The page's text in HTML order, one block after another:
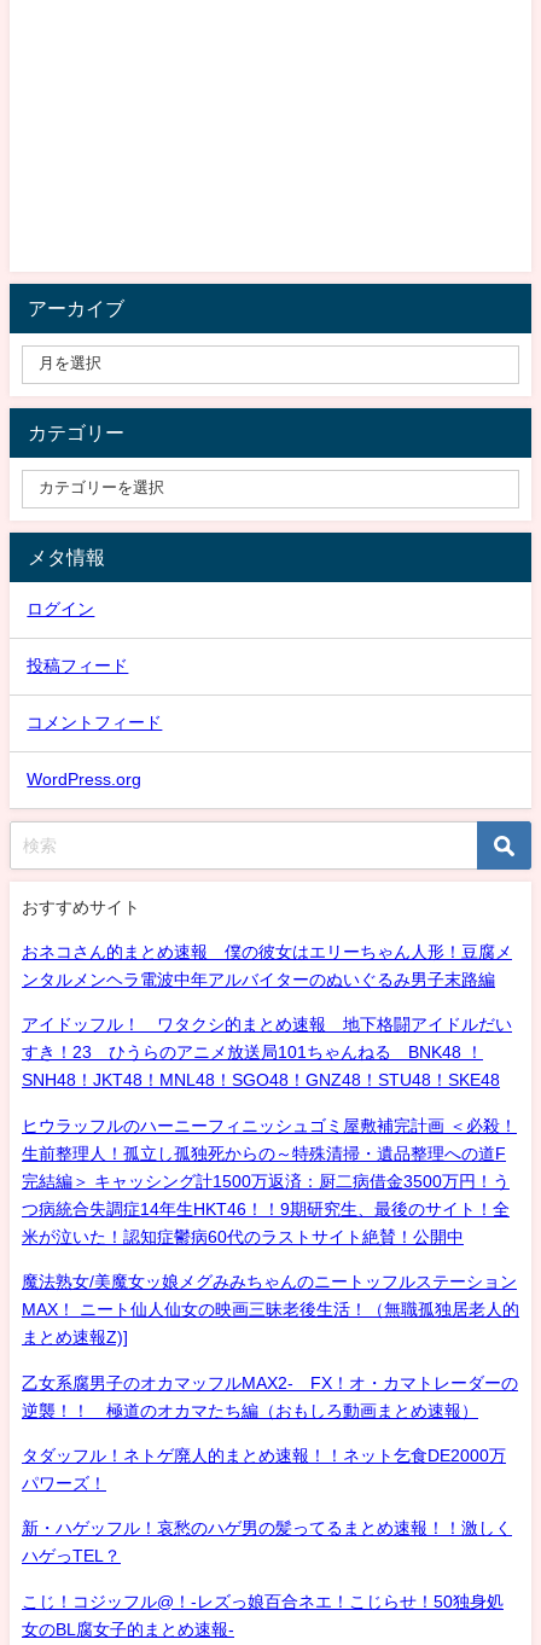
アーカイブ
カテゴリー
メタ情報
ログイン
投稿フィード
コメントフィード
WordPress.org
おすすめサイト
おネコさん的まとめ速報 僕の彼女はエリーちゃん人形！豆腐メ
ンタルメンヘラ電波中年アルバイターのぬいぐるみ男子末路編
アイドッフル！ ワタクシ的まとめ速報 地下格闘アイドルだい
すき！23 ひうらのアニメ放送局101ちゃんねる BNK48 ！
SNH48！JKT48！MNL48！SGO48！GNZ48！STU48！SKE48
ヒウラッフルのハーニーフィニッシュゴミ屋敷補完計画 ＜必殺！
生前整理人！孤立し孤独死からの～特殊清掃・遺品整理への道F
完結編＞ キャッシング計1500万返済：厨二病借金3500万円！う
つ病統合失調症14年生HKT46！！9期研究生、最後のサイト！全
米が泣いた！認知症鬱病60代のラストサイト絶賛！公開中
魔法熟女/美魔女ッ娘メグみみちゃんのニートッフルステーション
MAX！ ニート仙人仙女の映画三昧老後生活！（無職孤独居老人的
まとめ速報Z)]
乙女系腐男子のオカマッフルMAX2- FX！オ・カマトレーダーの
逆襲！！ 極道のオカマたち編（おもしろ動画まとめ速報）
タダッフル！ネトゲ廃人的まとめ速報！！ネット乞食DE2000万
パワーズ！
新・ハゲッフル！哀愁のハゲ男の髪ってるまとめ速報！！激しく
ハゲっTEL？
こじ！コジッフル@！-レズっ娘百合ネエ！こじらせ！50独身処
女のBL腐女子的まとめ速報-